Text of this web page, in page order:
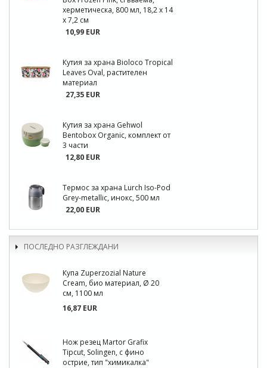
херметическа, 800 мл, 18,2 x 14
x 7,2 см
10,99 EUR
Кутия за храна Bioloco Tropical
Leaves Oval, растителен
материал
27,35 EUR
Кутия за храна Gehwol
Bentobox Organic, комплект от
3 части
12,80 EUR
Термос за храна Lurch Iso-Pod
Grey-metallic, инокс, 500 мл
22,00 EUR
ПОСЛЕДНО РАЗГЛЕЖДАНИ
Купа Zuperzozial Nature
Cream, био материал, Ø 20
см, 1100 мл
16,87 EUR
Нож резец Martor Grafix
Tipcut, Solingen, с фино
острие, тип "химикалка"